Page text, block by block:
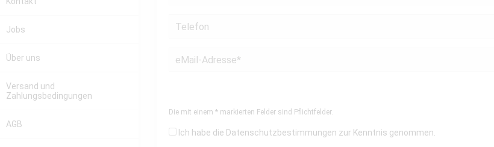
Jobs
Über uns
Versand und
Zahlungsbedingungen
AGB
Die mit einem * markierten Felder sind Pflichtfelder.
Ich habe die Datenschutzbestimmungen zur Kenntnis genommen.